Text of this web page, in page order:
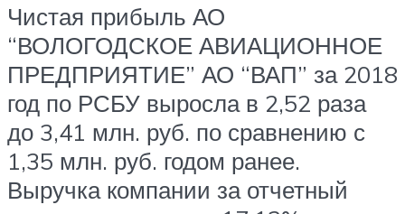
Чистая прибыль АО
“ВОЛОГОДСКОЕ АВИАЦИОННОЕ
ПРЕДПРИЯТИЕ” АО “ВАП” за 2018
год по РСБУ выросла в 2,52 раза
до 3,41 млн. руб. по сравнению с
1,35 млн. руб. годом ранее.
Выручка компании за отчетный